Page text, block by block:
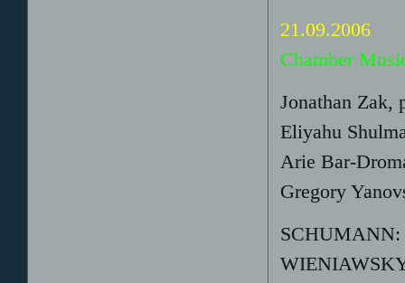
21.09.2006
Chamber
Jonathan Zak,
Eliyahu
Arie Bar-
Gregory